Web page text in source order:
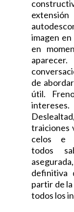
imagen
en
de
útil.
traiciones
celos e
todos
definitiva
partir de
todos los